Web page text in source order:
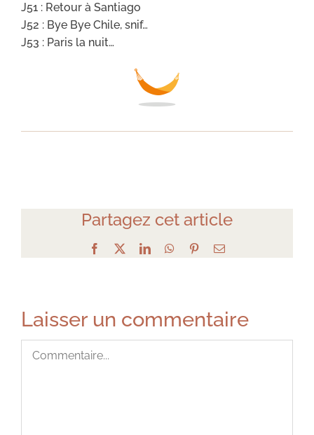
J51 : Retour à Santiago
J52 : Bye Bye Chile, snif…
J53 : Paris la nuit…
Partagez cet article
Facebook LinkedInWhatsApp
PinterestEmail
Laisser un commentaire